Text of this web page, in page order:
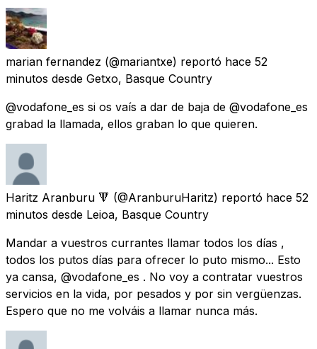
marian fernandez (@mariantxe) reportó hace 52
minutos desde Getxo, Basque Country
@vodafone_es si os vaís a dar de baja de @vodafone_es
grabad la llamada, ellos graban lo que quieren.
Haritz Aranburu 🔻 (@AranburuHaritz) reportó hace 52
minutos desde Leioa, Basque Country
Mandar a vuestros currantes llamar todos los días ,
todos los putos días para ofrecer lo puto mismo... Esto
ya cansa, @vodafone_es . No voy a contratar vuestros
servicios en la vida, por pesados y por sin vergüenzas.
Espero que no me volváis a llamar nunca más.